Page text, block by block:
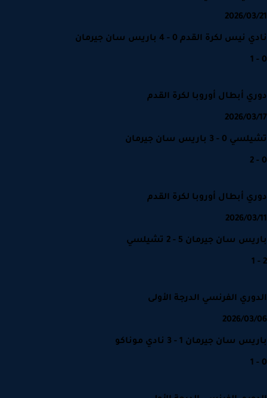
2026/
لكرة القدم 0 - 4 باريس سان جيرمان
أبطال أوروبا لكرة القدم
2026/
- 3 باريس سان جيرمان
أبطال أوروبا لكرة القدم
2026/
سان جيرمان 5 - 2 تشيلسي
الفرنسي الدرجة الأولى
2026/
سان جيرمان 1 - 3 نادي موناكو